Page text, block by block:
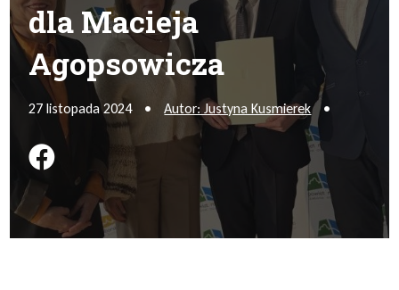
dla Macieja
Agopsowicza
27 listopada 2024 • Autor: Justyna Kusmierek •
Podziel się na FB